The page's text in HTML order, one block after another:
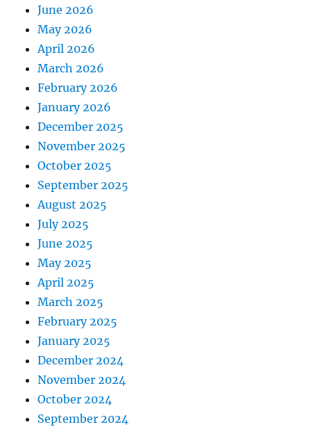
June 2026
May 2026
April 2026
March 2026
February 2026
January 2026
December 2025
November 2025
October 2025
September 2025
August 2025
July 2025
June 2025
May 2025
April 2025
March 2025
February 2025
January 2025
December 2024
November 2024
October 2024
September 2024